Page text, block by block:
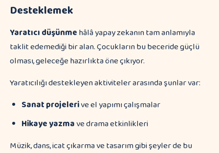
Desteklemek
Yaratıcı düşünmehâlâ yapay zekanın tam anlamıyla
taklit edemediği bir alan. Çocukların bu beceride güçlü
olması, geleceğe hazırlıkta öne çıkıyor.
Yaratıcılığı destekleyen aktiviteler arasında şunlar var:
Sanat projelerive el yapımı çalışmalar
Hikaye yazmave drama etkinlikleri
Müzik, dans, icat çıkarma ve tasarım gibi şeyler de bu